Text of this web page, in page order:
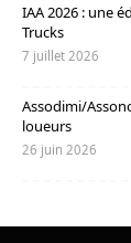
IAA 2026 : une
Trucks
7 juillet 2026
Assodimi/
loueurs
26 juin 2026